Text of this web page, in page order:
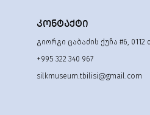
ᲙᲝᲜᲢᲐᲥᲢᲘ
გიორგი ცაბაძის ქუჩა #6,
+995 322 340 967
silkmuseum.tbilisi@gmail.com